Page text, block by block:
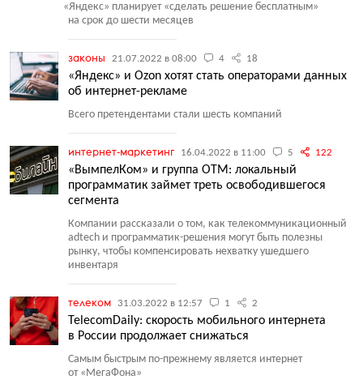
«Яндекс» планирует «сделать решение бесплатным»
на срок до шести месяцев
законы 21.07.2022 в 08:00 4 18
«Яндекс» и Ozon хотят стать операторами данных
об интернет-рекламе
Всего претендентами стали шесть компаний
интернет-маркетинг 16.04.2022 в 11:00 5 122
«ВымпелКом» и группа ОТМ: локальный
программатик займет треть освободившегося
сегмента
Компании рассказали о том, как телекоммуникационный
adtech и программатик-решения могут быть полезны
рынку, чтобы компенсировать нехватку ушедшего
инвентаря
телеком 31.03.2022 в 12:57 1 2
TelecomDaily: скорость мобильного интернета
в России продолжает снижаться
Самым быстрым по-прежнему является интернет
от «МегаФона»